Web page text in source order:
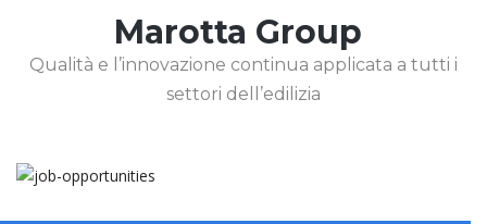
Marotta Group
Qualità e l’innovazione continua applicata a tutti i
settori dell’edilizia